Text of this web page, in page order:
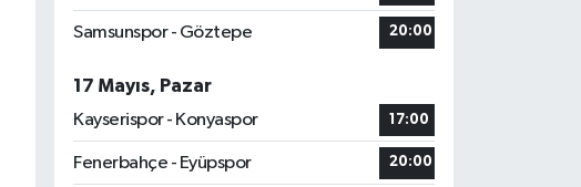
Samsunspor - Göztepe 20:00
17 Mayıs, Pazar
Kayserispor - Konyaspor
17:00
Fenerbahçe - Eyüpspor 20:00